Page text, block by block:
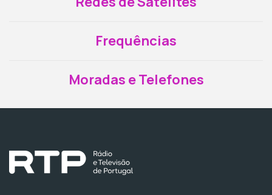
Frequências
Moradas e Telefones